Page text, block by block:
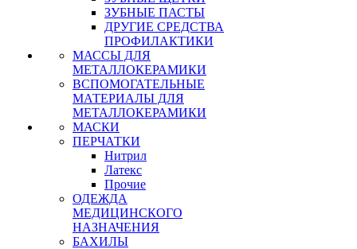
ЗУБНЫЕ ПАСТЫ
ДРУГИЕ СРЕДСТВА
ПРОФИЛАКТИКИ
МАССЫ ДЛЯ
МЕТАЛЛОКЕРАМИКИ
ВСПОМОГАТЕЛЬНЫЕ
МАТЕРИАЛЫ ДЛЯ
МЕТАЛЛОКЕРАМИКИ
МАСКИ
ПЕРЧАТКИ
Нитрил
Латекс
Прочие
ОДЕЖДА
МЕДИЦИНСКОГО
НАЗНАЧЕНИЯ
БАХИЛЫ